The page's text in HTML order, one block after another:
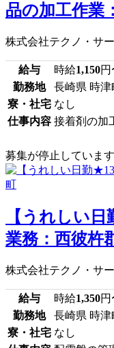
品の加工作業
株式会社テクノ・サ
給与 時給1,150円
勤務地
長崎県 時津
寮・社宅 なし
仕事内容 接着剤の加
募集が停止しています
【うれしい
業務：西彼杵
株式会社テクノ・サ
給与 時給1,350円
勤務地
長崎県 時津
寮・社宅 なし